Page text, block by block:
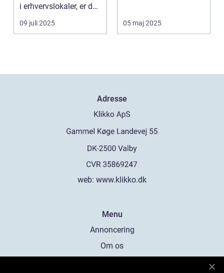
i erhvervslokaler, er det
af...
09 juli 2025 05 maj 2025
Adresse
web: www.klikko.dk
Menu
Annoncering
Om os